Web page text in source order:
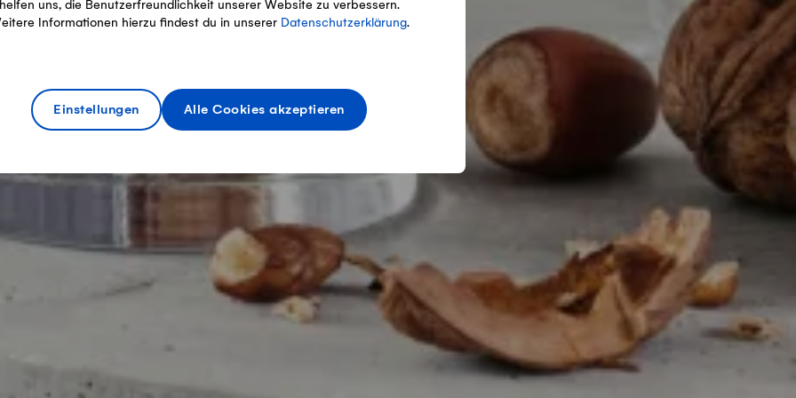
uns, die Benutzerfreundlichkeit unserer Website zu verbessern.
Informationen hierzu findest du in unserer Datenschutzerklärung.
Einstellungen Alle Cookies akzeptieren